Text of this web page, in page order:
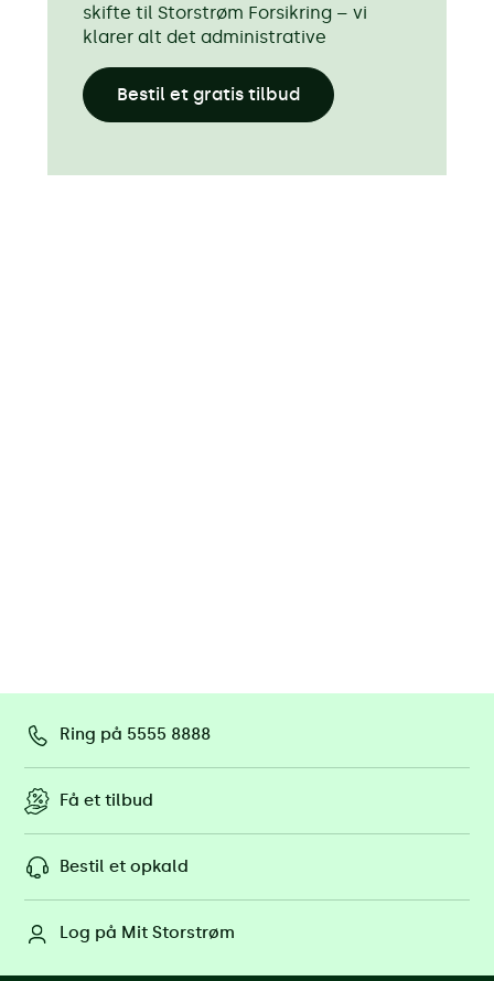
skifte til Storstrøm Forsikring – vi
klarer alt det administrative
Bestil et gratis tilbud
Ring på 5555 8888
Få et tilbud
Bestil et opkald
Log på Mit Storstrøm